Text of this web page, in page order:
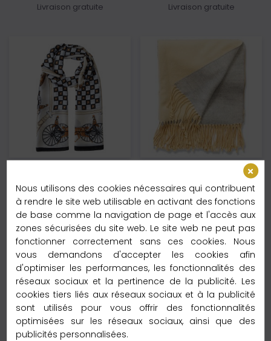
Livraison gratuite Livraison gratuite
FEMME
Etole De Soie Carrozza
Regale Blanc
Taille : 180x90 Cm
Matière : 100% Soie
65,95 € 149,99 €
En stock - Expédié en 24h
Ajouter au panier
FEMME
Écharpe En Cachemire
Ivoire Recto-Verso Ivoire
Taille : 180x35cm
Matière : 100% Cachemire
69,95 € 139,00 €
En stock - Expédié en 24h
Ajouter au panier
Nous utilisons des cookies nécessaires qui contribuent
à rendre le site web utilisable en activant des fonctions
de base comme la navigation de page et l'accès aux
zones sécurisées du site web. Le site web ne peut pas
fonctionner correctement sans ces cookies. Nous
vous demandons d'accepter les cookies afin
d'optimiser les performances, les fonctionnalités des
réseaux sociaux et la pertinence de la publicité. Les
cookies tiers liés aux réseaux sociaux et à la publicité
sont utilisés pour vous offrir des fonctionnalités
optimisées sur les réseaux sociaux, ainsi que des
publicités personnalisées.